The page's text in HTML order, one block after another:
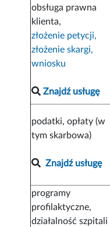
obsługa prawna
klienta,
złożenie petycji,
złożenie skargi,
wniosku
Znajdź usługę
podatki, opłaty (w
tym skarbowa)
Znajdź usługę
programy
profilaktyczne,
działalność szpitali